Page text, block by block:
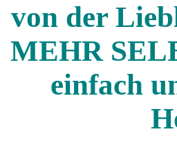
von der
MEHR
einfach